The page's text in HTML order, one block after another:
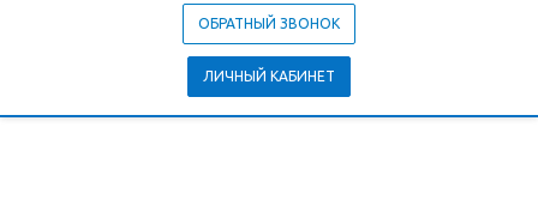
ОБРАТНЫЙ ЗВОНОК
ЛИЧНЫЙ КАБИНЕТ